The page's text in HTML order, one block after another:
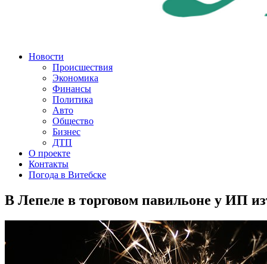
Новости
Происшествия
Экономика
Финансы
Политика
Авто
Общество
Бизнес
ДТП
О проекте
Контакты
Погода в Витебске
В Лепеле в торговом павильоне у ИП